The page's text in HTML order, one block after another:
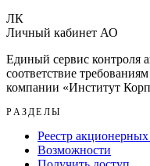
ЛК
Личный кабинет АО
Единый сервис контроля
соответствие
компании «Институт
РАЗДЕЛЫ
Реестр
Возможности